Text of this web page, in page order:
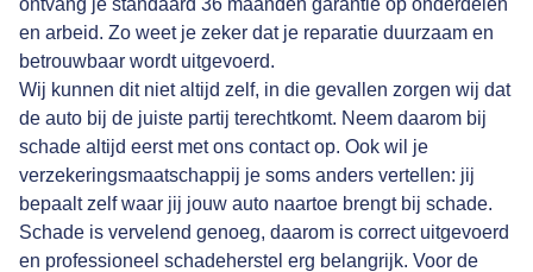
en arbeid. Zo weet je zeker dat je reparatie duurzaam en
betrouwbaar wordt uitgevoerd.
Wij kunnen dit niet altijd zelf, in die gevallen zorgen wij dat
de auto bij de juiste partij terechtkomt. Neem daarom bij
schade altijd eerst met ons contact op. Ook wil je
verzekeringsmaatschappij je soms anders vertellen: jij
bepaalt zelf waar jij jouw auto naartoe brengt bij schade.
Schade is vervelend genoeg, daarom is correct uitgevoerd
en professioneel schadeherstel erg belangrijk. Voor de